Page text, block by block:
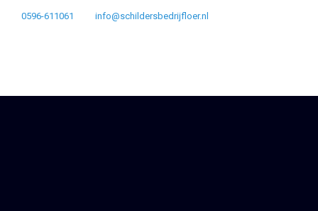
0596-611061 info@schildersbedrijfloer.nl